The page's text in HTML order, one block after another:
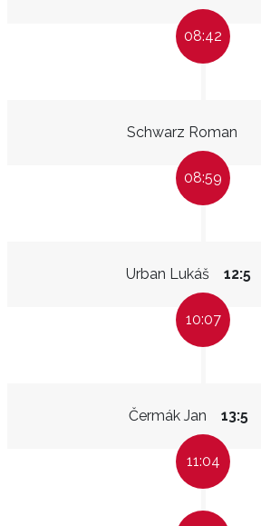
08:42
Schwarz Roman
08:59
Urban Lukáš 12:5
10:07
Čermák Jan 13:5
11:04